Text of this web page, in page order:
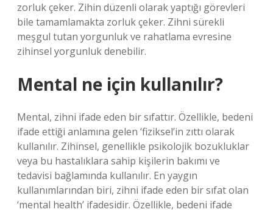
zorluk çeker. Zihin düzenli olarak yaptığı görevleri
bile tamamlamakta zorluk çeker. Zihni sürekli
meşgul tutan yorgunluk ve rahatlama evresine
zihinsel yorgunluk denebilir.
Mental ne için kullanılır?
Mental, zihni ifade eden bir sıfattır. Özellikle, bedeni
ifade ettiği anlamına gelen ‘fiziksel’in zıttı olarak
kullanılır. Zihinsel, genellikle psikolojik bozukluklar
veya bu hastalıklara sahip kişilerin bakımı ve
tedavisi bağlamında kullanılır. En yaygın
kullanımlarından biri, zihni ifade eden bir sıfat olan
‘mental health’ ifadesidir. Özellikle, bedeni ifade